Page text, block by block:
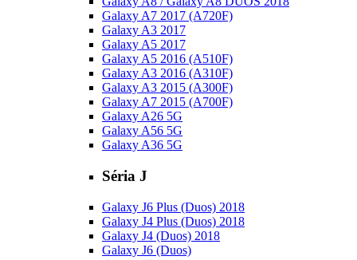
Galaxy A7 2017 (A720F)
Galaxy A3 2017
Galaxy A5 2017
Galaxy A5 2016 (A510F)
Galaxy A3 2016 (A310F)
Galaxy A3 2015 (A300F)
Galaxy A7 2015 (A700F)
Galaxy A26 5G
Galaxy A56 5G
Galaxy A36 5G
Séria J
Galaxy J6 Plus (Duos) 2018
Galaxy J4 Plus (Duos) 2018
Galaxy J4 (Duos) 2018
Galaxy J6 (Duos)